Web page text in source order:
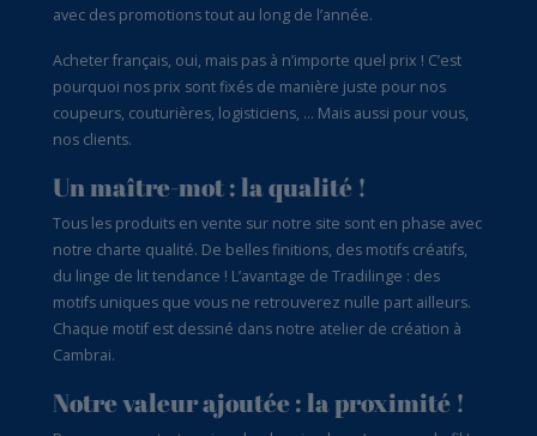
avec des promotions tout au long de l’année.
Acheter français, oui, mais pas à n’importe quel prix ! C’est
pourquoi nos prix sont fixés de manière juste pour nos
coupeurs, couturières, logisticiens, … Mais aussi pour vous,
nos clients.
Un maître-mot : la qualité !
Tous les produits en vente sur notre site sont en phase avec
notre charte qualité. De belles finitions, des motifs créatifs,
du linge de lit tendance ! L’avantage de Tradilinge : des
motifs uniques que vous ne retrouverez nulle part ailleurs.
Chaque motif est dessiné dans notre atelier de création à
Cambrai.
Notre valeur ajoutée : la proximité !